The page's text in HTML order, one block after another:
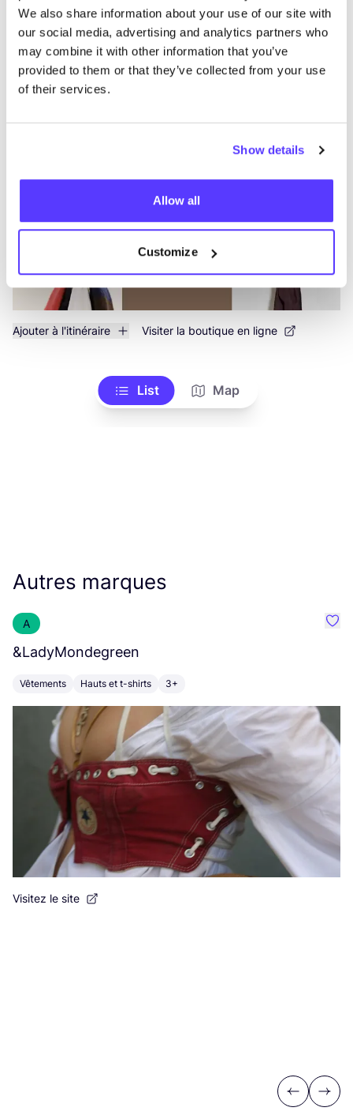
We also share information about your use of our site with
our social media, advertising and analytics partners who
may combine it with other information that you’ve
provided to them or that they’ve collected from your use
of their services.
Show details
Allow all
Customize
Ajouter à l'itinéraire Visiter la boutique en ligne
Ajouter à l'itinéraire Visiter la boutique en ligne
like
List Map
Autres marques
A
&LadyMondegreen
Vêtements Hauts et t-shirts 3+
Visitez le site
Previous
Next